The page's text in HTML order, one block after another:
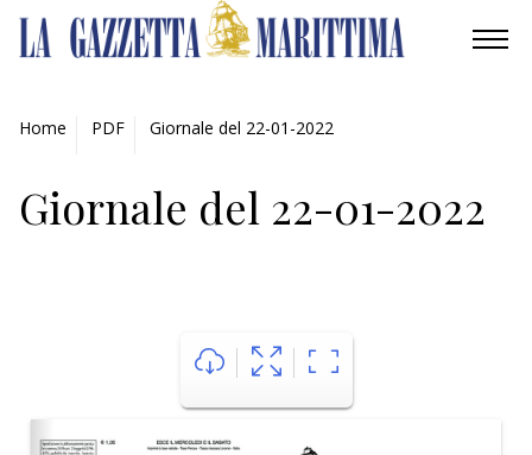
INDUSTRIA
Home PDF Giornale del 22-01-2022
Giornale del 22-01-2022